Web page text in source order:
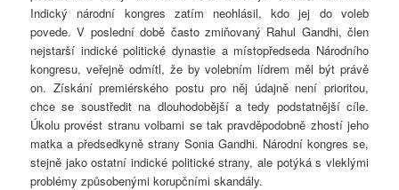
Indický národní kongres zatím neohlásil, kdo jej do voleb
povede. V poslední době často zmiňovaný Rahul Gandhi, člen
nejstarší indické politické dynastie a místopředseda Národního
kongresu, veřejně odmítl, že by volebním lídrem měl být právě
on. Získání premiérského postu pro něj údajně není prioritou,
chce se soustředit na dlouhodobější a tedy podstatnější cíle.
Úkolu provést stranu volbami se tak pravděpodobně zhostí jeho
matka a předsedkyně strany Sonia Gandhi. Národní kongres se,
stejně jako ostatní indické politické strany, ale potýká s vleklými
problémy způsobenými korupčními skandály.